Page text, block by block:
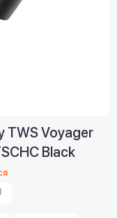
TWS Voyager
Black